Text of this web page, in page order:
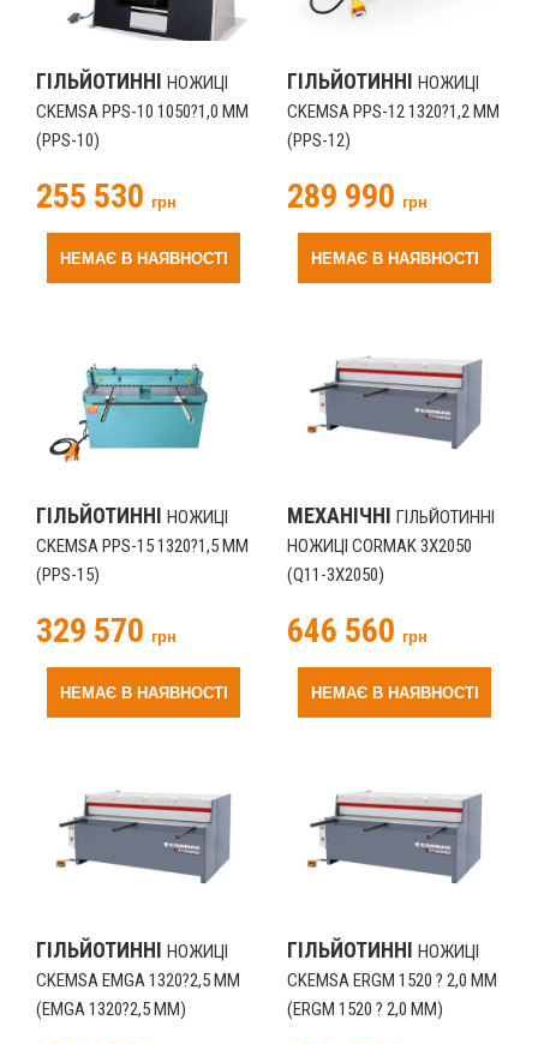
ГІЛЬЙОТИННІ НОЖИЦІ
CKEMSA PPS-10 1050?1,0 ММ
(PPS-10)
255 530 грн
НЕМАЄ В НАЯВНОСТІ
ГІЛЬЙОТИННІ НОЖИЦІ
CKEMSA PPS-12 1320?1,2 ММ
(PPS-12)
289 990 грн
НЕМАЄ В НАЯВНОСТІ
ГІЛЬЙОТИННІ НОЖИЦІ
CKEMSA PPS-15 1320?1,5 ММ
(PPS-15)
329 570 грн
НЕМАЄ В НАЯВНОСТІ
МЕХАНІЧНІ ГІЛЬЙОТИННІ
НОЖИЦІ CORMAK 3X2050
(Q11-3X2050)
646 560 грн
НЕМАЄ В НАЯВНОСТІ
ГІЛЬЙОТИННІ НОЖИЦІ
CKEMSA EMGA 1320?2,5 ММ
(EMGA 1320?2,5 ММ)
ГІЛЬЙОТИННІ НОЖИЦІ
CKEMSA ERGM 1520 ? 2,0 ММ
(ERGM 1520 ? 2,0 ММ)